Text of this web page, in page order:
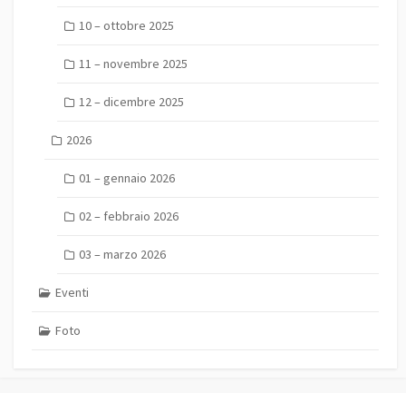
10 – ottobre 2025
11 – novembre 2025
12 – dicembre 2025
2026
01 – gennaio 2026
02 – febbraio 2026
03 – marzo 2026
Eventi
Foto